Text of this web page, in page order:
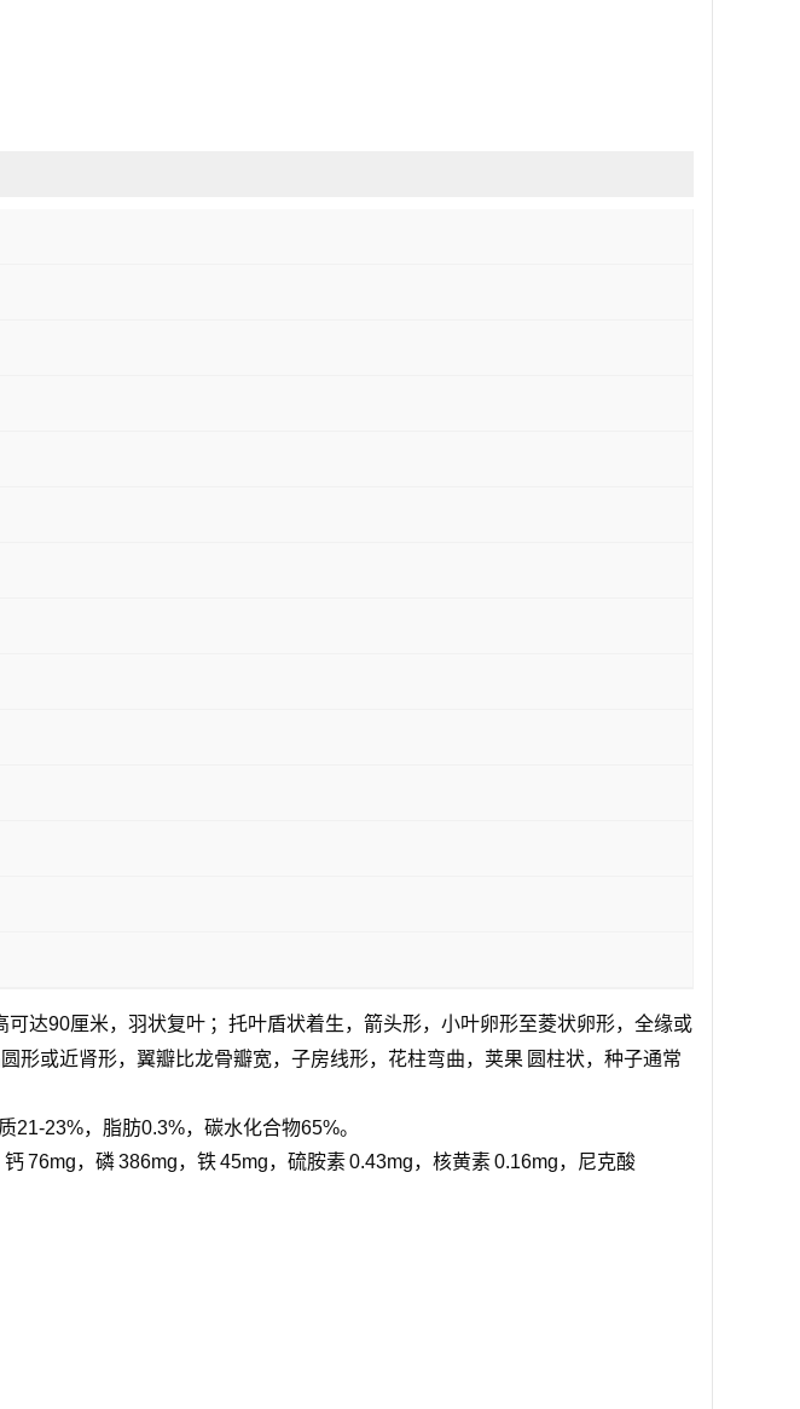
可达90厘米，羽状复叶 ；托叶盾状着生，箭头形，小叶卵形至菱状卵形，全缘或
形或近肾形，翼瓣比龙骨瓣宽，子房线形，花柱弯曲， 荚果 圆柱状，种子通常
23%，脂肪0.3%，碳水化合物65%。
钙76mg， 磷386mg， 铁45mg， 硫胺素0.43mg， 核黄素0.16mg，
尼克酸